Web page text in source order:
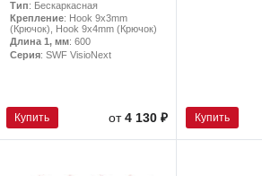
Тип: Бескаркасная
Крепление: Hook 9x3mm
(Крючок), Hook 9x4mm (Крючок)
Длина 1, мм: 600
Серия: SWF VisioNext
Купить от 4 130 ₽ Купить